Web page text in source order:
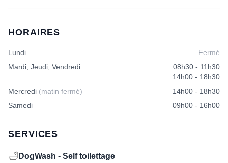
HORAIRES
Lundi
Fermé
Mardi, Jeudi, Vendredi
08h30 - 11h30
14h00 - 18h30
Mercredi (matin fermé)
14h00 - 18h30
Samedi
09h00 - 16h00
SERVICES
🛁 DogWash - Self toilettage